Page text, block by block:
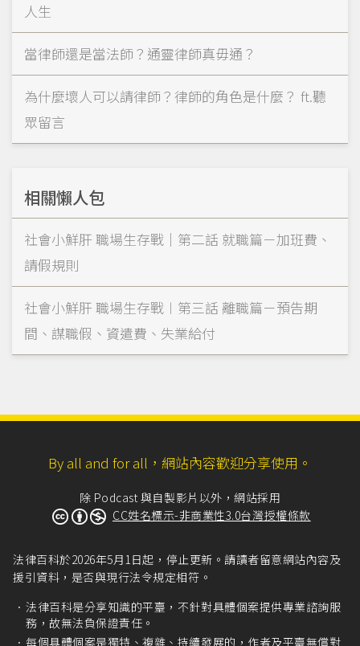
人生
當律師還是當法師？通靈律師真毋通？
為什麼壞人可以請律師？律師的角色是什麼？ ft.聽
眾留言
相關懶人包
社會小鮮肝 職場生存戰｜第二話 就職篇－加班費、
請假規則
社會小鮮肝 職場生存戰︱第三話 離職篇－預告期
間、謀職假、資遣費、失業給付
By all and for all，網站內容歡迎分享使用。
除 Podcast 與自製影片以外，網站採用
CC姓名標示-非商業性3.0台灣授權條款
法律百科於2026年5月1日起，停止更新。請讀者留意網站內容及
援引資料，是否與現行法令規定相符。
法律百科是分享知識的平臺，不針對具體個案提供專業諮詢服
務，故無法負保證責任。
每個具體個案是獨特、複雜、持續發展的，作者及平臺無償對